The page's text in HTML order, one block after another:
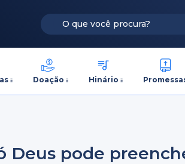
Doação Hinário
Deus pode